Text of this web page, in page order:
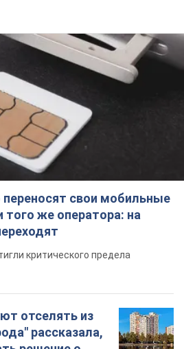
же оператора: на
критического предела
отселять из
рассказала,
решение о
хотят сносить
сколько стоит
приобретать